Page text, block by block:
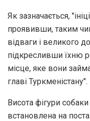
Як зазначається,
проявивши, таким
відваги і великого
підкресливши їхню
місце, яке вони
главі Туркменістану".
Висота фігури
встановлена ​​на